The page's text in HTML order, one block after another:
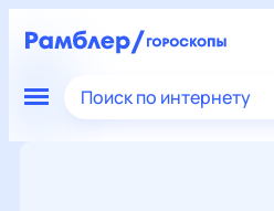
Поиск по интернету